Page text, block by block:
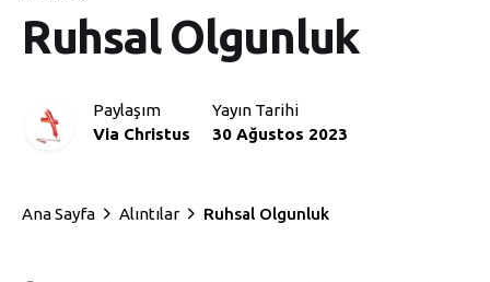
Ruhsal Olgunluk
Paylaşım
Via Christus
Yayın Tarihi
30 Ağustos 2023
Ana Sayfa Alıntılar Ruhsal Olgunluk